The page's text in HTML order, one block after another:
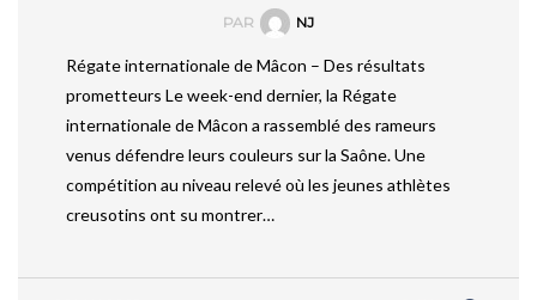
PAR NJ
Régate internationale de Mâcon – Des résultats
prometteurs Le week-end dernier, la Régate
internationale de Mâcon a rassemblé des rameurs
venus défendre leurs couleurs sur la Saône. Une
compétition au niveau relevé où les jeunes athlètes
creusotins ont su montrer…